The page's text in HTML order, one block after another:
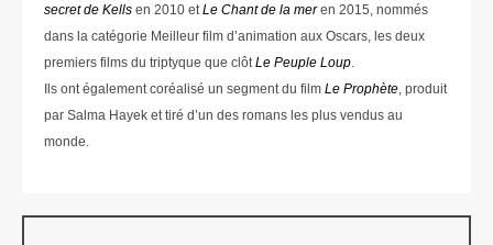
secret de Kells en 2010 et Le Chant de la meren 2015, nommés
dans la catégorie Meilleur film d’animation aux Oscars, les deux
premiers films du triptyque que clôt Le Peuple Loup
Ils ont également coréalisé un segment du film Le Prophète , produit
par Salma Hayek et tiré d’un des romans les plus vendus au
monde.